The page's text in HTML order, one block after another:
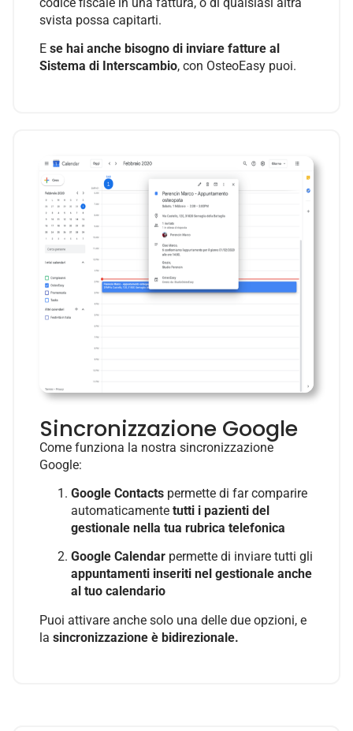
svista possa capitarti.
E se hai anche bisogno di inviare fatture al
Sistema di Interscambio, con OsteoEasy puoi.
Sincronizzazione Google
Come funziona la nostra sincronizzazione
Google:
Google Contacts permette di far comparire
automaticamente tutti i pazienti del
gestionale nella tua rubrica telefonica
Google Calendar permette di inviare tutti gli
appuntamenti inseriti nel gestionale anche
al tuo calendario
Puoi attivare anche solo una delle due opzioni, e
la sincronizzazione è bidirezionale.